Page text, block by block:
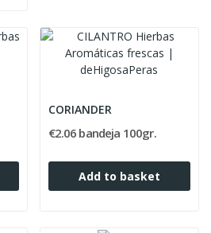
CORIANDER
€2.06 bandeja 100gr.
Add to basket